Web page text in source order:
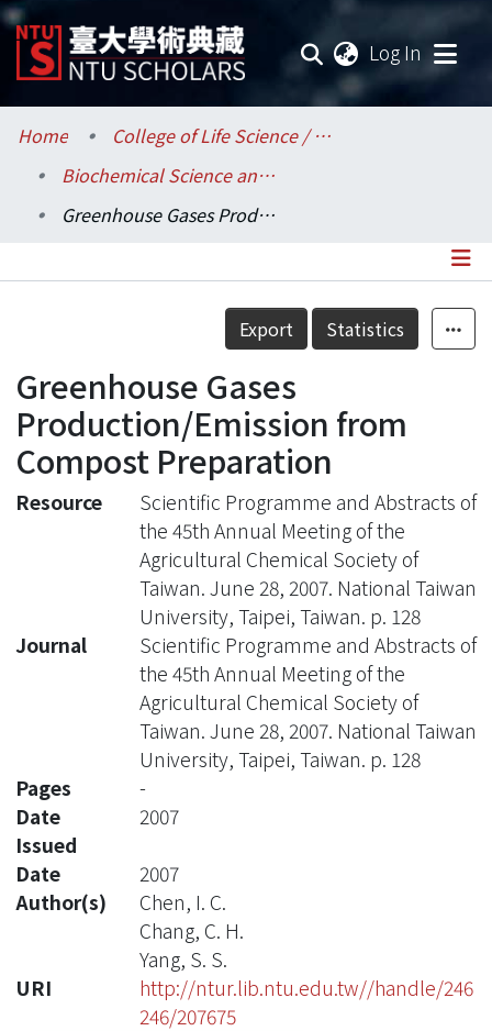
Log In
Communities & Collections
Research Outputs
Statistics
Home
College of Life Science / 生命科學院
Biochemical Science and Technology / 生化科技學系
Greenhouse Gases Production/Emission from Compost Preparation
Details
Export Statistics
Greenhouse Gases
Production/Emission from
Compost Preparation
Resource
Scientific Programme and Abstracts of
the 45th Annual Meeting of the
Agricultural Chemical Society of
Taiwan. June 28, 2007. National Taiwan
University, Taipei, Taiwan. p. 128
Journal
Scientific Programme and Abstracts of
the 45th Annual Meeting of the
Agricultural Chemical Society of
Taiwan. June 28, 2007. National Taiwan
University, Taipei, Taiwan. p. 128
Pages
-
Date
Issued
2007
Date
2007
Author(s)
Chen, I. C.
Chang, C. H.
Yang, S. S.
URI
http://ntur.lib.ntu.edu.tw//handle/246
246/207675